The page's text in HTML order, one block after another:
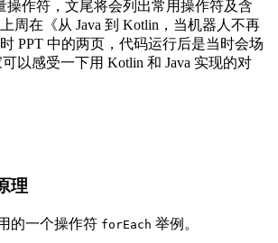
操作符，文尾将会列出常用操作符及含
周在《从 Java 到 Kotlin，当机器人不再
PPT 中的两页，代码运行后是当时会场
以感受一下用 Kotlin 和 Java 实现的对
理
的一个操作符 forEach 举例。